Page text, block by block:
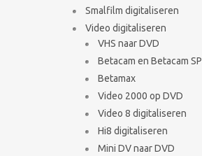
Smalfilm digitaliseren
Video digitaliseren
VHS naar DVD
Betacam en Betacam SP
Betamax
Video 2000 op DVD
Video 8 digitaliseren
Hi8 digitaliseren
Mini DV naar DVD